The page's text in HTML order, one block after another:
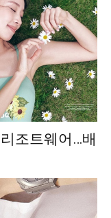
조트웨어…배